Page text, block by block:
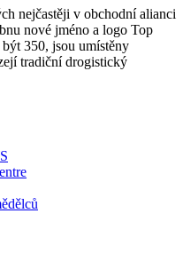
nejčastěji v obchodní alianci
nové jméno a logo Top
350, jsou umístěny
tradiční drogistický